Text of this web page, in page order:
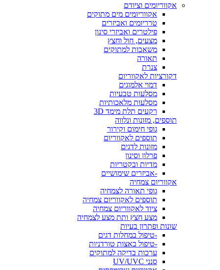
אקווריומים וציודם
אקווריומים מים מתוקים
טרריומים ואביזרים
פילטרים ואביזרי סינון
מצעים, חול וחצץ
משאבות למתוקים
תאורה
צנרת
דקורציות לאקווריום
דמוי אלמוגים
מסלעות טבעיות
מסלעות מלאכותיות
רקעים תלת מימד 3D
תוספים, מזונות ונלווה
גופי חימום וקירור
תוספים לאקווריום
מזונות לדגים
פרלון וסינון
מדיות ובקטריות
-אביזרים שימושיים
אקווריום צמחיה
גופי תאורה לצמחיה
תוספים לאקווריום צמחיה
ציוד לאקווריום צמחיה
מצע חצץ ותת מצע לצמחיה
שונות ופתרון בעיות
-טיפול במחלות דגים
-טיפול באצות טורדניות
ערכות בדיקה למתוקים
סנני UV/UVC